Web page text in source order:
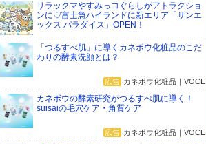
リラックマやすみっコぐらしがアトラクショ
ンに♡富士急ハイランドに新エリア「サンエ
ックス パラダイス」OPEN！
「つるすべ肌」に導くカネボウ化粧品のこだ
わりの酵素洗顔とは？
広告カネボウ化粧品｜VOCE
カネボウの酵素研究がつるすべ肌に導く！
suisaiの毛穴ケア・角質ケア
広告カネボウ化粧品｜VOCE